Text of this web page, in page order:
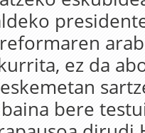
ez da
bere